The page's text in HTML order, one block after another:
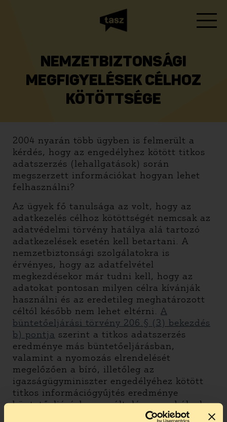
NEMZETBIZTONSÁGI
MEGFIGYELÉSEK CÉLHOZ
KÖTÖTTSÉGE
2004 nyarán több ügyben is felmerült a
kérdés, hogy az engedélyhez kötött titkos
adatszerzés (lehallgatások) során
megszerzett információkat hogyan lehet
felhasználni?
Az ügyek fő tanulsága az volt, hogy az
adatkezelés célhoz kötöttségét nemcsak az
adatvédelmi törvény hatálya alá tartozó
adatkezelések esetén kell betartani. A
nemzetbiztonsági szolgálatokra is
érvényes, hogy az adatfelvétel
megkezdésekor már tudni kell, hogy az
adatokat pontosan milyen célra kívánják
használni és az eredetileg meghatározott
céltól később nem lehet eltérni. A
büntetőeljárási törvény 206.§ (3) bekezdés
b) pontja szerint a titkos adatszerzés
eredménye más büntetőeljárásban,
valamint a nyomozás elrendelését
megelőzően a bíró, illetőleg az
igazságügyminiszter engedélyéhez kötött
titkos információgyűjtés eredménye
büntetőeljárásban az általános szabályok
szerint is csak akkor használható fel, ha „a